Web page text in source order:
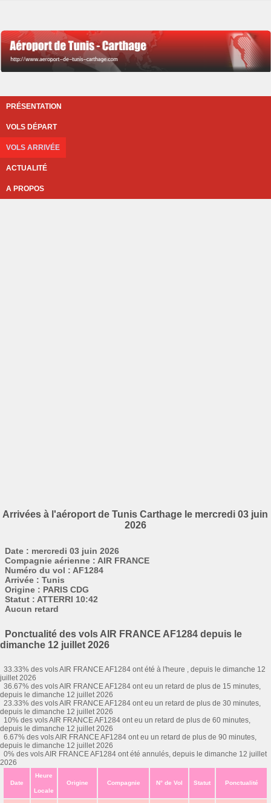
PRÉSENTATION
VOLS DÉPART
VOLS ARRIVÉE
ACTUALITÉ
A PROPOS
Arrivées à l'aéroport de Tunis Carthage le mercredi 03 juin
2026
Date : mercredi 03 juin 2026
Compagnie aérienne : AIR FRANCE
Numéro du vol : AF1284
Arrivée : Tunis
Origine : PARIS CDG
Statut : ATTERRI 10:42
Aucun retard
Ponctualité des vols AIR FRANCE AF1284 depuis le
dimanche 12 juillet 2026
33.33% des vols AIR FRANCE AF1284 ont été à l'heure , depuis le dimanche 12
juillet 2026
36.67% des vols AIR FRANCE AF1284 ont eu un retard de plus de 15 minutes,
depuis le dimanche 12 juillet 2026
23.33% des vols AIR FRANCE AF1284 ont eu un retard de plus de 30 minutes,
depuis le dimanche 12 juillet 2026
10% des vols AIR FRANCE AF1284 ont eu un retard de plus de 60 minutes,
depuis le dimanche 12 juillet 2026
6.67% des vols AIR FRANCE AF1284 ont eu un retard de plus de 90 minutes,
depuis le dimanche 12 juillet 2026
0% des vols AIR FRANCE AF1284 ont été annulés, depuis le dimanche 12 juillet
2026
Date
Heure
Locale
Origine Compagnie N° de Vol Statut Ponctualité